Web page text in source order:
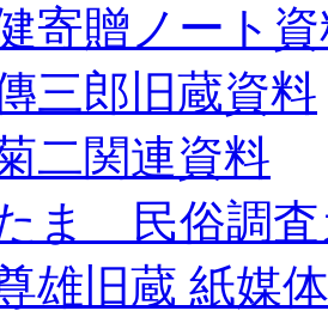
寄贈ノート
三郎旧蔵資料
二関連資料
ま 民俗調査
雄旧蔵 紙媒